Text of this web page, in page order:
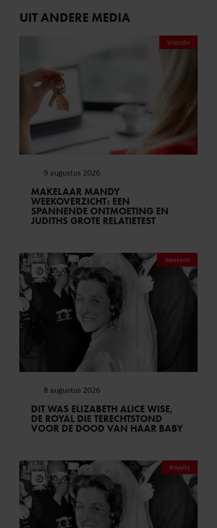
UIT ANDERE MEDIA
Vriendin
9 augustus 2026
MAKELAAR MANDY
WEEKOVERZICHT: EEN
SPANNENDE ONTMOETING EN
JUDITHS GROTE RELATIETEST
Weekend
8 augustus 2026
DIT WAS ELIZABETH ALICE WISE,
DE ROYAL DIE TERECHTSTOND
VOOR DE DOOD VAN HAAR BABY
Royalty